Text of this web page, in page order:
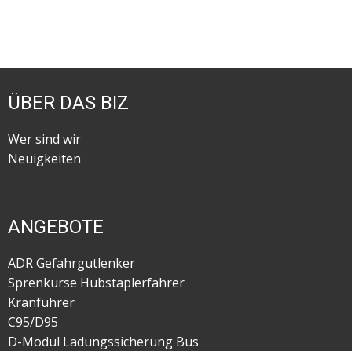
ÜBER DAS BIZ
Wer sind wir
Neuigkeiten
ANGEBOTE
ADR Gefahrgutlenker
Sprenkurse Hubstaplerfahrer
Kranführer
C95/D95
D-Modul Ladungssicherung Bus